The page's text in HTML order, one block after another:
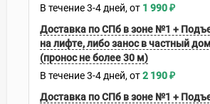
В течение3-4 дней 1 990₽
Доставка по СПб в зоне №1 +
на лифте, либо занос в частный
(пронос не более 30 м)
В течение3-4 дней 2 190₽
Доставка по СПб в зоне №1 +